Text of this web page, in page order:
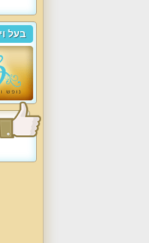
בעל